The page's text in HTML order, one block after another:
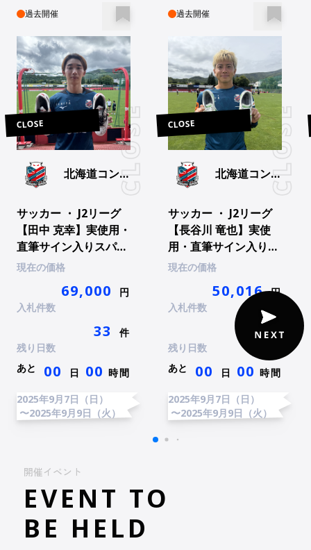
CLOSE
過去開催
北海道コンサ
ドーレ札幌
サッカー ・ J2リーグ
【田中 克幸】実使用・
直筆サイン入りスパイ
ク
現在の価格
69,000
円
入札件数
33
件
残り日数
あと
00 日 00 時間
2025年9月7日（日）
〜2025年9月9日（火）
CLOSE
過去開催
北海道コンサ
ドーレ札幌
サッカー ・ J2リーグ
【長谷川 竜也】実使
用・直筆サイン入りス
パイク
現在の価格
50,016 円
入札件数
25 件
残り日数
あと
00 日 00 時間
2025年9月7日（日）
〜2025年9月9日（火）
開催イベント
EVENT TO
BE HELD